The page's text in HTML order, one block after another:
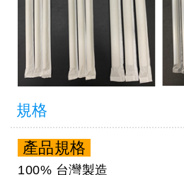
規格
產品規格
100% 台灣製造